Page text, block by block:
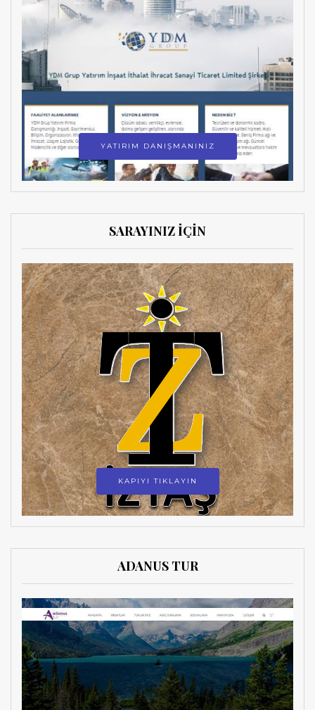
YATIRIM DANIŞMANINIZ
SARAYINIZ İÇİN
KAPIYI TIKLAYIN
ADANUS TUR